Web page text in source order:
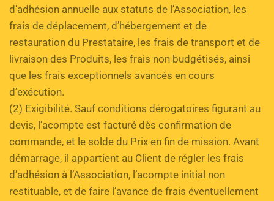
d’adhésion annuelle aux statuts de l’Association, les
frais de déplacement, d’hébergement et de
restauration du Prestataire, les frais de transport et de
livraison des Produits, les frais non budgétisés, ainsi
que les frais exceptionnels avancés en cours
d’exécution.
(2) Exigibilité. Sauf conditions dérogatoires figurant au
devis, l’acompte est facturé dès confirmation de
commande, et le solde du Prix en fin de mission. Avant
démarrage, il appartient au Client de régler les frais
d’adhésion à l’Association, l’acompte initial non
restituable, et de faire l’avance de frais éventuellement